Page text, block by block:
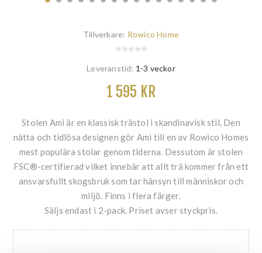
Tillverkare: Rowico Home
Leveranstid: 1-3 veckor
1 595 KR
Stolen Ami är en klassisk trästol i skandinavisk stil. Den
nätta och tidlösa designen gör Ami till en av Rowico Homes
mest populära stolar genom tiderna. Dessutom är stolen
FSC®-certifierad vilket innebär att allt trä kommer från ett
ansvarsfullt skogsbruk som tar hänsyn till människor och
miljö. Finns i flera färger.
Säljs endast i 2-pack. Priset avser styckpris.